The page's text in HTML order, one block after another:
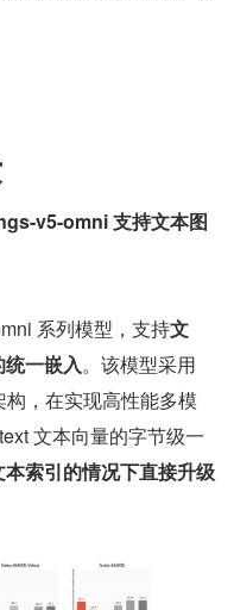
v5-omni 支持文本图
系列模型，支持文
一嵌入。该模型采用
构，在实现高性能多模
文本向量的字节级一
索引的情况下直接升级